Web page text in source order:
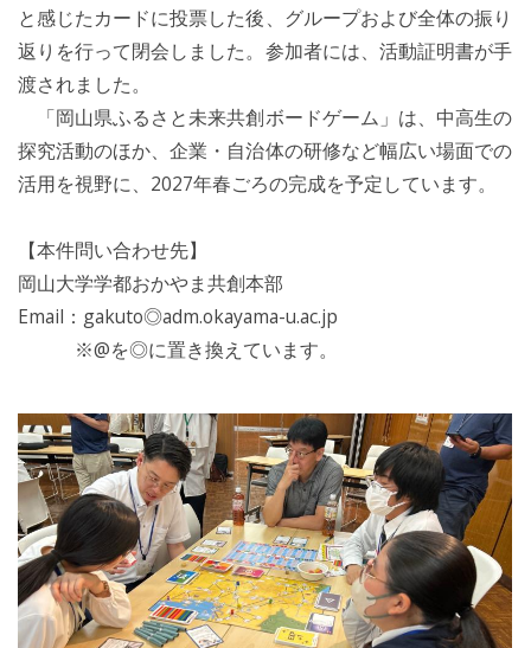
と感じたカードに投票した後、グループおよび全体の振り
返りを行って閉会しました。参加者には、活動証明書が手
渡されました。
「岡山県ふるさと未来共創ボードゲーム」は、中高生の
探究活動のほか、企業・自治体の研修など幅広い場面での
活用を視野に、2027年春ごろの完成を予定しています。
【本件問い合わせ先】
岡山大学学都おかやま共創本部
Email：gakuto◎adm.okayama-u.ac.jp
※@を◎に置き換えています。